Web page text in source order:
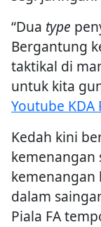
“Dua type
Bergantung
taktikal di
untuk kita
Youtube KDA
Kedah kini
kemenangan
dalam
Piala FA